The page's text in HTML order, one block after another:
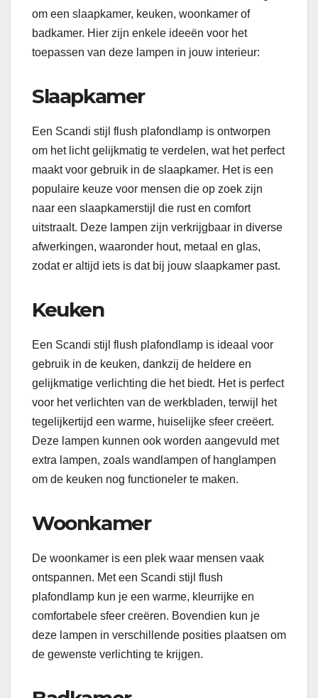
om een ​​slaapkamer, keuken, woonkamer of
badkamer. Hier zijn enkele ideeën voor het
toepassen van deze lampen in jouw interieur:
Slaapkamer
Een Scandi stijl flush plafondlamp is ontworpen
om het licht gelijkmatig te verdelen, wat het perfect
maakt voor gebruik in de slaapkamer. Het is een
populaire keuze voor mensen die op zoek zijn
naar een slaapkamerstijl die rust en comfort
uitstraalt. Deze lampen zijn verkrijgbaar in diverse
afwerkingen, waaronder hout, metaal en glas,
zodat er altijd iets is dat bij jouw slaapkamer past.
Keuken
Een Scandi stijl flush plafondlamp is ideaal voor
gebruik in de keuken, dankzij de heldere en
gelijkmatige verlichting die het biedt. Het is perfect
voor het verlichten van de werkbladen, terwijl het
tegelijkertijd een warme, huiselijke sfeer creëert.
Deze lampen kunnen ook worden aangevuld met
extra lampen, zoals wandlampen of hanglampen
om de keuken nog functioneler te maken.
Woonkamer
De woonkamer is een plek waar mensen vaak
ontspannen. Met een Scandi stijl flush
plafondlamp kun je een warme, kleurrijke en
comfortabele sfeer creëren. Bovendien kun je
deze lampen in verschillende posities plaatsen om
de gewenste verlichting te krijgen.